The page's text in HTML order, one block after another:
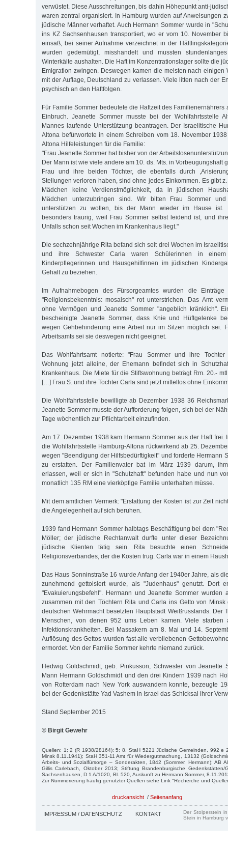
verwüstet. Diese Ausschreitungen, bis dahin Höhepunkt anti-
waren zentral organisiert. In Hamburg wurden auf Anweisungen
jüdische Männer verhaftet. Auch Hermann Sommer wurde in
ins KZ Sachsenhausen transportiert, wo er vom 10. November
einsaß, bei seiner Aufnahme verzeichnet in der
wurden gedemütigt, misshandelt und mussten
Winterkälte aushalten. Die Haft im Konzentrationslager sollte die
Emigration zwingen. Deswegen kamen die meisten nach einigen
mit der Auflage, Deutschland zu verlassen. Viele litten nach der
psychisch an den Haftfolgen.
Für Familie Sommer bedeutete die Haftzeit des
Einbruch. Jeanette Sommer musste bei der Wohlfahrtsstelle
Mannes laufende Unterstützung beantragen. Der Israelitische
Altona befürwortete in einem Schreiben vom 18. November
Altona Hilfeleistungen für die Familie:
"Frau Jeanette Sommer hat bisher von der
Der Mann ist wie viele andere am 10. ds. Mts. in Vorbeugungshaft
Frau und ihre beiden Töchter, die ebenfalls durch
Stellungen verloren haben, sind ohne jedes Einkommen. Es gibt
Mädchen keine Verdienstmöglichkeit, da in jüdischen
Mädchen unterzubringen sind. Wir bitten Frau Sommer
unterstützen zu wollen, bis der Mann wieder im Hause ist.
besonders traurig, weil Frau Sommer selbst leidend ist, und
Unfalls schon seit Wochen im Krankenhaus liegt."
Die sechzehnjährige Rita befand sich seit drei Wochen im
und ihre Schwester Carla waren Schülerinnen in einem
Kinderpflegerinnen und Hausgehilfinnen im jüdischen
Gehalt zu beziehen.
Im Aufnahmebogen des Fürsorgeamtes wurden die
"Religionsbekenntnis: mosaisch" rot unterstrichen. Das Amt
ohne Vermögen und Jeanette Sommer "angeblich kränklich".
bescheinigte Jeanette Sommer, dass Knie und Hüftgelenke
wegen Gehbehinderung eine Arbeit nur im Sitzen möglich sei.
Arbeitsamts sei sie deswegen nicht geeignet.
Das Wohlfahrtsamt notierte: "Frau Sommer und ihre
Wohnung jetzt alleine, der Ehemann befindet sich in
Krankenhaus. Die Miete für die Stiftswohnung beträgt Rm. 20.-
[…] Frau S. und ihre Tochter Carla sind jetzt mittellos ohne
Die Wohlfahrtsstelle bewilligte ab Dezember 1938 36
Jeanette Sommer musste der Aufforderung folgen, sich bei der
Tage wöchentlich zur Pflichtarbeit einzufinden.
Am 17. Dezember 1938 kam Hermann Sommer aus der Haft frei.
die Wohlfahrtsstelle Hamburg-Altona rückwirkend ab 25.
wegen "Beendigung der Hilfsbedürftigkeit" und forderte Hermann
zu erstatten. Der Familienvater bat im März 1939 darum,
erlassen, weil er sich in "Schutzhaft" befunden habe und nun
monatlich 135 RM eine vierköpfige Familie unterhalten müsse.
Mit dem amtlichen Vermerk: "Erstattung der Kosten ist zur Zeit
die Angelegenheit auf sich beruhen.
1939 fand Hermann Sommer halbtags Beschäftigung bei dem
Möller; der jüdische Rechtanwalt durfte unter dieser
jüdische Klienten tätig sein. Rita besuchte einen
Religionsverbandes, der die Kosten trug. Carla war in einem
Das Haus Sonninstraße 16 wurde Anfang der 1940er Jahre, als
zunehmend gettoisiert wurde, als "Judenhaus" genutzt. Dort
"Evakuierungsbefehl". Hermann und Jeanette Sommer wurden
zusammen mit den Töchtern Rita und Carla ins Getto von
deutschen Wehrmacht besetzten Hauptstadt Weißrusslands. Der
Menschen, von denen 952 ums Leben kamen. Viele starben
Infektionskrankheiten. Bei Massakern am 8. Mai und 14.
Auflösung des Gettos wurden fast alle verbliebenen
ermordet. Von der Familie Sommer kehrte niemand zurück.
Hedwig Goldschmidt, geb. Pinkusson, Schwester von Jeanette
Mann Hermann Goldschmidt und den drei Kindern 1939 nach
von Rotterdam nach New York auswandern konnte, bezeugte
bei der Gedenkstätte Yad Vashem in Israel das Schicksal ihrer
Stand September 2015
© Birgit Gewehr
Quellen: 1; 2 (R 1938/28164); 5; 8, StaH 5221 Jüdische Gemeinden, 992 e
Minsk 8.11.1941); StaH 351-11 Amt für Wiedergutmachung, 13132
Arbeits- und Sozialfürsorge – Sonderakten, 1842 (Sommer, Hermann); AB
Gillis Carlebach, Oktober 2013; Stiftung Brandenburgische Gedenkstätten/
Sachsenhausen, D 1 A/1020, Bl. 520, Auskunft zu Hermann Sommer,
Zur Nummerierung häufig genutzter Quellen siehe Link "Recherche und
druckansicht / Seitenanfang
IMPRESSUM / DATENSCHUTZ KONTAKT
Der Stolperstein
Stein in Hamburg